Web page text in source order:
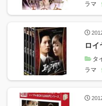
ラマ
ロイ
タ
ラマ